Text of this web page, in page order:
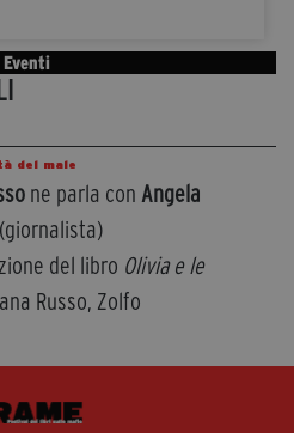
Eventi
del male
ne parla con Angela
(giornalista)
del libro Olivia e le
Russo, Zolfo